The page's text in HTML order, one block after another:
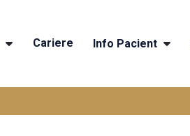
Cariere Info Pacient